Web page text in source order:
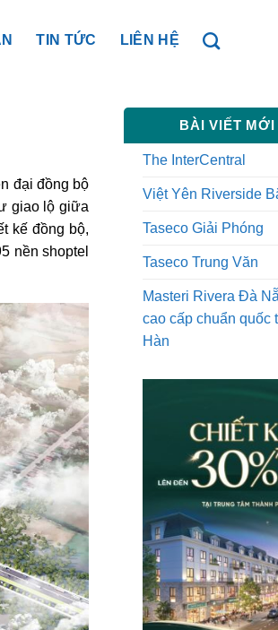
TIN TỨC LIÊN HỆ
đại đồng bộ
giao lộ giữa
kế đồng bộ,
nền shoptel
BÀI VIẾT MỚI
The InterCentral
Việt Yên Riverside
Taseco Giải Phóng
Taseco Trung Văn
Masteri Rivera Đà
cao cấp chuẩn quốc
Hàn